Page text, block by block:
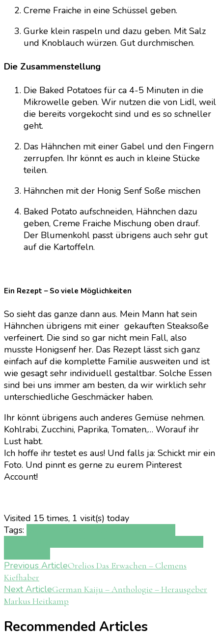
Creme Fraiche in eine Schüssel geben.
Gurke klein raspeln und dazu geben. Mit Salz
und Knoblauch würzen. Gut durchmischen.
Die Zusammenstellung
Die Baked Potatoes für ca 4-5 Minuten in die
Mikrowelle geben. Wir nutzen die von Lidl, weil
die bereits vorgekocht sind und es so schneller
geht.
Das Hähnchen mit einer Gabel und den Fingern
zerrupfen. Ihr könnt es auch in kleine Stücke
teilen.
Hähnchen mit der Honig Senf Soße mischen
Baked Potato aufschneiden, Hähnchen dazu
geben, Creme Fraiche Mischung oben drauf.
Der Blumenkohl passt übrigens auch sehr gut
auf die Kartoffeln.
Ein Rezept – So viele Möglichkeiten
So sieht das ganze dann aus. Mein Mann hat sein
Hähnchen übrigens mit einer gekauften Steaksoße
verfeinert. Die sind so gar nicht mein Fall, also
musste Honigsenf her. Das Rezept lässt sich ganz
einfach auf die komplette Familie ausweiten und ist
wie gesagt sehr individuell gestaltbar. Solche Essen
sind bei uns immer am besten, da wir wirklich sehr
unterschiedliche Geschmäcker haben.
Ihr könnt übrigens auch anderes Gemüse nehmen.
Kohlrabi, Zucchini, Paprika, Tomaten,… Worauf ihr
Lust habt.
Ich hoffe ihr testet es aus! Und falls ja: Schickt mir ein
Foto. Und pinnt es gerne zu eurem Pinterest
Account!
Visited 15 times, 1 visit(s) today
Tags:
Post
Navigation
Previous ArticleOrelios Das Erwachen – Clemens
Kiefhaber
Next ArticleGerman Kaiju – Anthologie – Herausgeber
Markus Heitkamp
Recommended Articles